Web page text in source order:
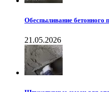
Обеспыливание бетонного
21.05.2026